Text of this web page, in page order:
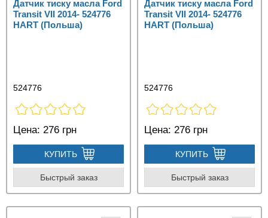
Датчик тиску масла Ford
Transit VII 2014- 524776
HART (Польша)
524776
Цена: 276 грн
КУПИТЬ
Быстрый заказ
Датчик тиску масла Ford
Transit VII 2014- 524776
HART (Польша)
524776
Цена: 276 грн
КУПИТЬ
Быстрый заказ